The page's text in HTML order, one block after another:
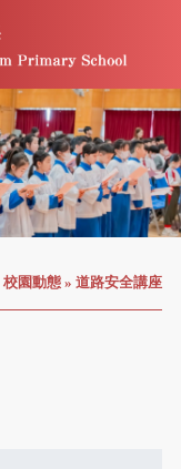
校園動態 » 道路安全講座